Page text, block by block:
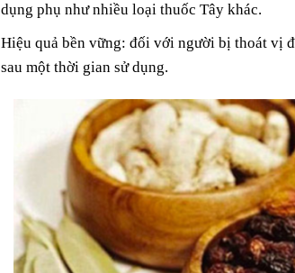
dụng phụ như nhiều loại thuốc Tây khác.
Hiệu quả bền vững: đối với người bị thoát vị
sau một thời gian sử dụng.